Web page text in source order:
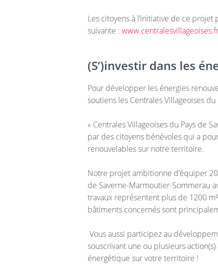
Les citoyens à l’initiative de ce projet
suivante :
(S’)investir dans les
Pour développer les énergies
soutiens les Centrales Villageoises
« Centrales Villageoises du Pays de
par des citoyens bénévoles qui a
renouvelables sur notre territoire.
Notre projet ambitionne d’équiper
de Saverne-Marmoutier-Sommerau
travaux représentent plus de 1200
bâtiments concernés sont
Vous aussi participez au
souscrivant une ou plusieurs
énergétique sur votre territoire !